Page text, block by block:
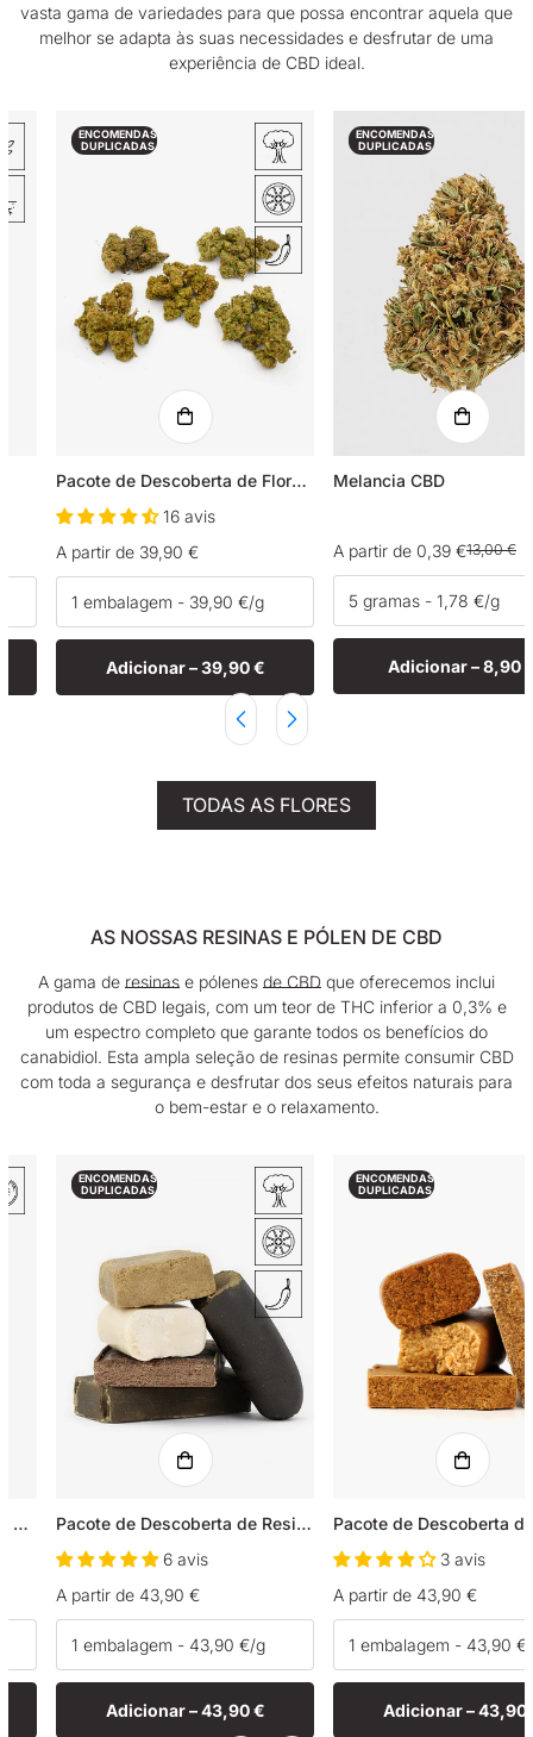
vasta gama de variedades para que possa encontrar aquela que
melhor se adapta às suas necessidades e desfrutar de uma
experiência de CBD ideal.
ENCOMENDAS
DUPLICADAS
Pacote de Descoberta de Flores de CBD
16 avis
Preço
normal
A partir de 39,90 €
Adicionar –39,90 €
ENCOMENDAS
DUPLICADAS
Melancia CBD
Preço
de
venda
A partir de 0,39 €
Preço
normal
13,00 €
Adicionar –8,90
TODAS AS FLORES
AS NOSSAS RESINAS E PÓLEN DE CBD
A gama de resinas e pólenes de CBD que oferecemos inclui
produtos de CBD legais, com um teor de THC inferior a 0,3% e
um espectro completo que garante todos os benefícios do
canabidiol. Esta ampla seleção de resinas permite consumir CBD
com toda a segurança e desfrutar dos seus efeitos naturais para
o bem-estar e o relaxamento.
3x Hash filtrado com 21% de CBD + 23% de CBG
ENCOMENDAS
DUPLICADAS
Pacote de Descoberta de Resinas
6 avis
Preço
normal
A partir de 43,90 €
Adicionar –43,90 €
ENCOMENDAS
DUPLICADAS
3 avis
Preço
normal
A partir de 43,90 €
Adicionar –43,90